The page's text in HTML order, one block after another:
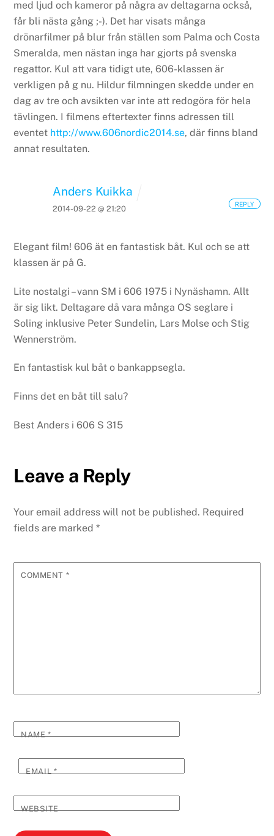
med ljud och kameror på några av deltagarna också,
får bli nästa gång ;-). Det har visats många
drönarfilmer på blur från ställen som Palma och Costa
Smeralda, men nästan inga har gjorts på svenska
regattor. Kul att vara tidigt ute, 606-klassen är
verkligen på g nu. Hildur filmningen skedde under en
dag av tre och avsikten var inte att redogöra för hela
tävlingen. I filmens eftertexter finns adressen till
eventet http://www.606nordic2014.se, där finns bland
annat resultaten.
Anders Kuikka
2014-09-22 @ 21:20
Elegant film! 606 ät en fantastisk båt. Kul och se att
klassen är på G.
Lite nostalgi – vann SM i 606 1975 i Nynäshamn. Allt
är sig likt. Deltagare då vara många OS seglare i
Soling inklusive Peter Sundelin, Lars Molse och Stig
Wennerström.
En fantastisk kul båt o bankappsegla.
Finns det en båt till salu?
Best Anders i 606 S 315
REPLY
Leave a Reply
Your email address will not be published. Required
fields are marked*
COMMENT *
NAME*
EMAIL*
WEBSITE